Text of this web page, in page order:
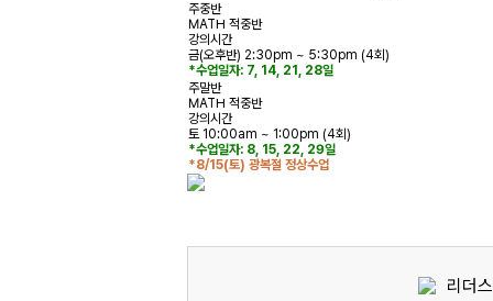
주중반
MATH 적중반
강의시간
금(오후반) 2:30pm ~ 5:30pm (4회)
*수업일자: 7, 14, 21, 28일
주말반
MATH 적중반
강의시간
토 10:00am ~ 1:00pm (4회)
*수업일자: 8, 15, 22, 29일
*8/15(토) 광복절 정상수업
리더